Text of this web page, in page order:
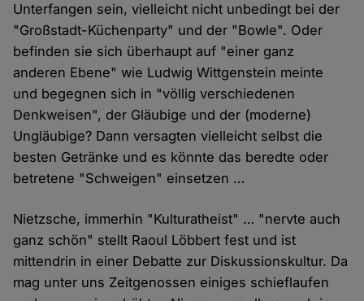
Unterfangen sein, vielleicht nicht unbedingt bei der
"Großstadt-Küchenparty" und der "Bowle". Oder
befinden sie sich überhaupt auf "einer ganz
anderen Ebene" wie Ludwig Wittgenstein meinte
und begegnen sich in "völlig verschiedenen
Denkweisen", der Gläubige und der (moderne)
Ungläubige? Dann versagten vielleicht selbst die
besten Getränke und es könnte das beredte oder
betretene "Schweigen" einsetzen …
Nietzsche, immerhin "Kulturatheist" … "nervte auch
ganz schön" stellt Raoul Löbbert fest und ist
mittendrin in einer Debatte zur Diskussionskultur. Da
mag unter uns Zeitgenossen einiges schieflaufen